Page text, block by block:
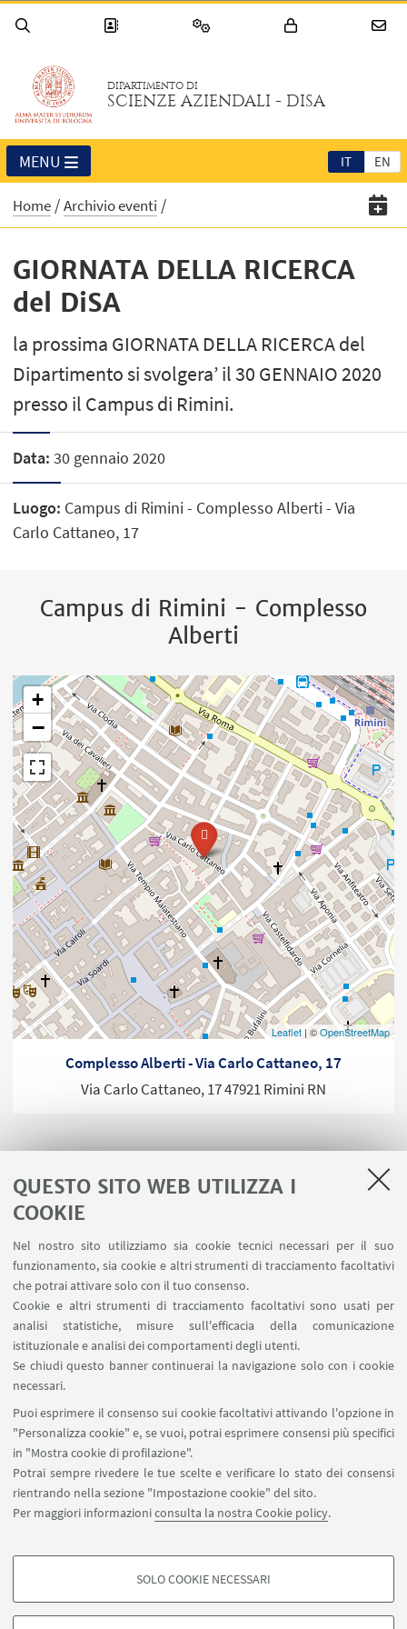
QUESTO SITO WEB UTILIZZA I
COOKIE
Nel nostro sito utilizziamo sia cookie tecnici necessari per il suo
funzionamento, sia cookie e altri strumenti di tracciamento facoltativi
che potrai attivare solo con il tuo consenso.
Cookie e altri strumenti di tracciamento facoltativi sono usati per
analisi statistiche, misure sull'efficacia della comunicazione
istituzionale e analisi dei comportamenti degli utenti.
Se chiudi questo banner continuerai la navigazione solo con i cookie
necessari.
Puoi esprimere il consenso sui cookie facoltativi attivando l'opzione in
"Personalizza cookie" e, se vuoi, potrai esprimere consensi più specifici
in "Mostra cookie di profilazione".
Potrai sempre rivedere le tue scelte e verificare lo stato dei consensi
rientrando nella sezione "Impostazione cookie" del sito.
Per maggiori informazioniconsulta la nostra Cookie policy.
COOKIE DI PROFILAZIONE - FACOLTATIVI
SOLO COOKIE NECESSARI
DIPARTIMENTO DI
SCIENZE AZIENDALI - DISA
IT EN
MENU
Home Archivio eventi
GIORNATA DELLA RICERCA
del DiSA
la prossima GIORNATA DELLA RICERCA del
Dipartimento si svolgera’ il 30 GENNAIO 2020
presso il Campus di Rimini.
Data: 30 gennaio 2020
Luogo: Campus di Rimini - Complesso Alberti - Via
Carlo Cattaneo, 17
Campus di Rimini - Complesso
Alberti
+
−
Leaflet| ©OpenStreetMap
Complesso Alberti - Via Carlo Cattaneo, 17
Via Carlo Cattaneo, 17 47921 Rimini RN
Area riservata
Contatti
SEGUI IL DIPARTIMENTO SU:
SEGUI UNIBO SU:
APP:
©Copyright 2026 - ALMA MATER STUDIORUM - Università di